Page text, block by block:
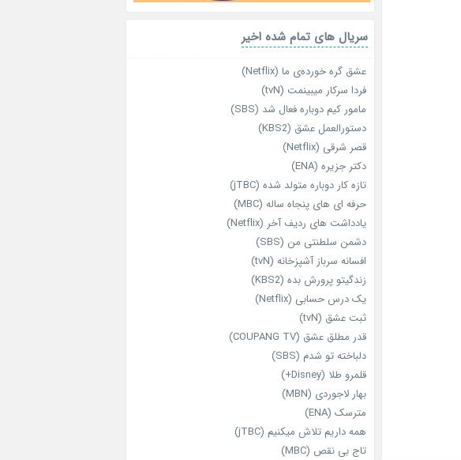
سریال های تمام شده اخیر
عشق گره خورده‌ی ما (Netflix)
فردا سرکار میبینمت (tvN)
مامور کیم دوباره فعال شد (SBS)
دستورالعمل عشق (KBS2)
قصر شرقی (Netflix)
دکتر جزیره (ENA)
تازه‌ کار دوباره‌ متولد شده (jTBC)
حرفه‌ ای‌ های پنجاه‌ ساله (MBC)
یادداشت‌ های ردیف آخر (Netflix)
دشمن سلطنتی من (SBS)
افسانه سرباز آشپزخانه (tvN)
زندگیتو پرورش بده (KBS2)
یک درس حسابی (Netflix)
ثبت عشق (tvN)
قدر مطلق عشق (COUPANG TV)
دلباخته تو شدم (SBS)
قلمرو طلا (Disney+)
بهار لاجوردی (MBN)
مترسک (ENA)
همه داریم تلاش میکنیم (jTBC)
تاج بی‌ نقص (MBC)